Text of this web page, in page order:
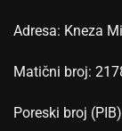
Adresa: Kneza
Matični broj:
Poreski broj